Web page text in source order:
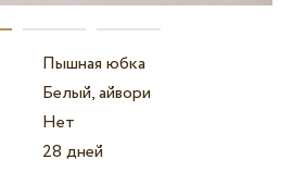
Пышная юбка
Белый, айвори
Нет
28 дней